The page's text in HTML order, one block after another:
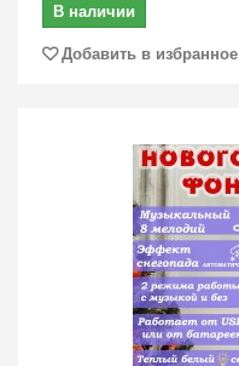
В наличии
Добавить в избранное